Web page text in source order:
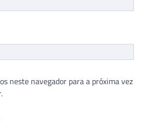
neste navegador para a próxima vez